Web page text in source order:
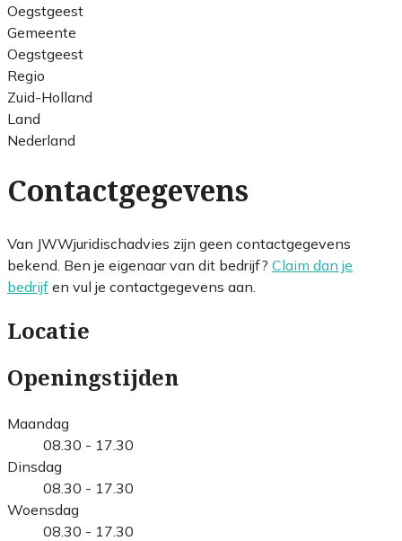
Oegstgeest
Gemeente
Oegstgeest
Regio
Zuid-Holland
Land
Nederland
Contactgegevens
Van JWWjuridischadvies zijn geen contactgegevens
bekend. Ben je eigenaar van dit bedrijf? Claim dan je
bedrijf en vul je contactgegevens aan.
Locatie
Openingstijden
Maandag
08.30 - 17.30
Dinsdag
08.30 - 17.30
Woensdag
08.30 - 17.30